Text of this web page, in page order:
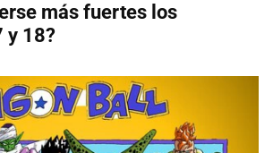
más fuertes los
y 18?